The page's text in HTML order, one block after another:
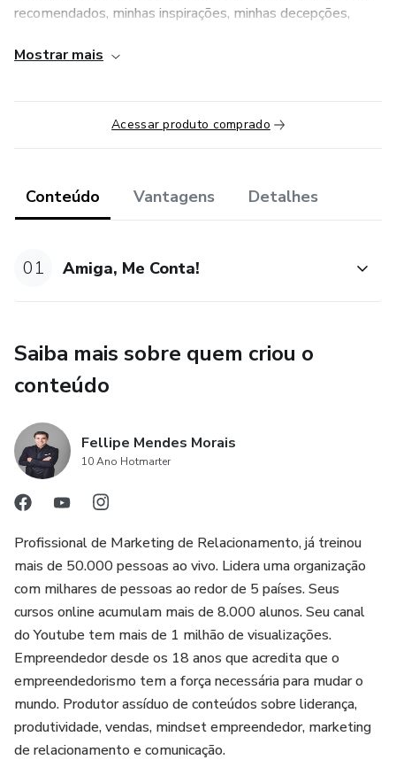
recomendados, minhas inspirações, minhas decepções,
as receitas, nossa rotina, as brincadeiras, o diário de
amigas íntimas sobre a MINHA maternidade, agora
compartilhado com quem tem o desejo de “andar mais
próximo”.
Mostrar mais
Acessar produto comprado
Conteúdo Vantagens Detalhes
01 Amiga, Me Conta!
Saiba mais sobre quem criou o
conteúdo
Fellipe Mendes Morais
10 Ano Hotmarter
Profissional de Marketing de Relacionamento, já treinou
mais de 50.000 pessoas ao vivo. Lidera uma organização
com milhares de pessoas ao redor de 5 países. Seus
cursos online acumulam mais de 8.000 alunos. Seu canal
do Youtube tem mais de 1 milhão de visualizações.
Empreendedor desde os 18 anos que acredita que o
empreendedorismo tem a força necessária para mudar o
mundo. Produtor assíduo de conteúdos sobre liderança,
produtividade, vendas, mindset empreendedor, marketing
de relacionamento e comunicação.